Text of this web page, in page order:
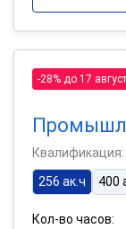
-28% до 17
256 ак.ч
400
Кол-во часов: